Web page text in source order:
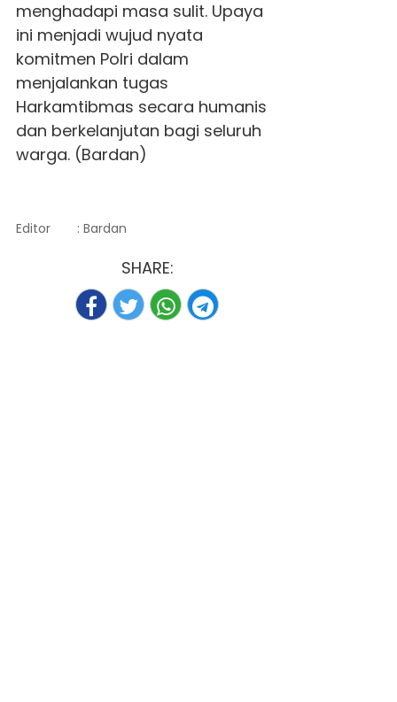
menghadapi masa sulit. Upaya
ini menjadi wujud nyata
komitmen Polri dalam
menjalankan tugas
Harkamtibmas secara humanis
dan berkelanjutan bagi seluruh
warga. (Bardan)
Editor : Bardan
SHARE: